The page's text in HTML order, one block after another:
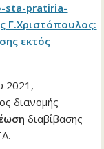
sta-pratiria-
Γ.Χριστόπουλος:
εκτός
2021,
διανομής
διαβίβασης